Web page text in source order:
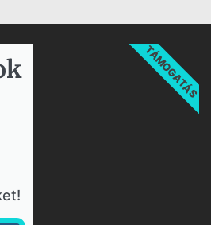
TÁMOGATÁS